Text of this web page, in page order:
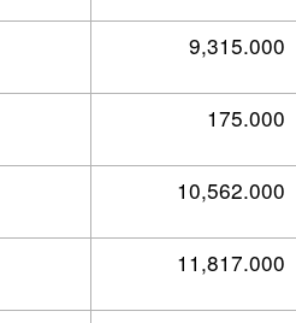
9,315.000
175.000
10,562.000
11,817.000